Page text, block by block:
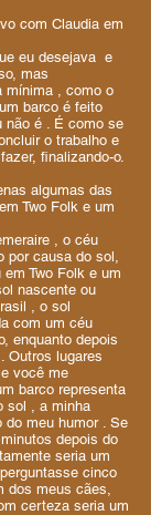
com Claudia em
eu desejava e
mas
mínima , como o
barco é feito
não é . É como se
o trabalho e
finalizando-o.
algumas das
Two Folk e um
, o céu
por causa do sol,
Two Folk e um
nascente ou
, o sol
com um céu
enquanto depois
Outros lugares
você me
barco representa
sol , a minha
do meu humor . Se
depois do
seria um
cinco
dos meus cães,
certeza seria um